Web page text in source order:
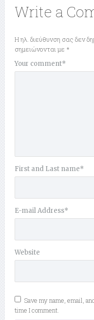
Write a
Η ηλ. διεύθυνση σας δεν
σημειώνονται με *
Your comment*
First and Last name*
E-mail Address*
Website
Save my name, email,
time I comment.